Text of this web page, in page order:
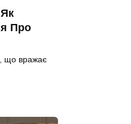
Про
що вражає